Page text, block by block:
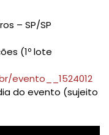
– SP/SP
(1º lote
evento__1524012
do evento (sujeito